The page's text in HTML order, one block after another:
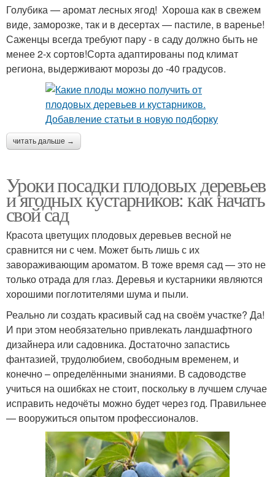
Голубика — аромат лесных ягод! Хороша как в свежем
виде, заморозке, так и в десертах — пастиле, в варенье!
Саженцы всегда требуют пару - в саду должно быть не
менее 2-х сортов!Сорта адаптированы под климат
региона, выдерживают морозы до -40 градусов.
читать дальше →
Уроки посадки плодовых деревьев
и ягодных кустарников: как начать
свой сад
Красота цветущих плодовых деревьев весной не
сравнится ни с чем. Может быть лишь с их
завораживающим ароматом. В тоже время сад — это не
только отрада для глаз. Деревья и кустарники являются
хорошими поглотителями шума и пыли.
Реально ли создать красивый сад на своём участке? Да!
И при этом необязательно привлекать ландшафтного
дизайнера или садовника. Достаточно запастись
фантазией, трудолюбием, свободным временем, и
конечно – определёнными знаниями. В садоводстве
учиться на ошибках не стоит, поскольку в лучшем случае
исправить недочёты можно будет через год. Правильнее
— вооружиться опытом профессионалов.